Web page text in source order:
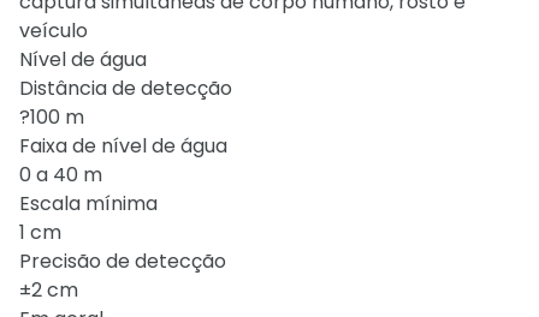
veículo
Nível de água
Distância de detecção
?100 m
Faixa de nível de água
0 a 40 m
Escala mínima
1 cm
Precisão de detecção
±2 cm